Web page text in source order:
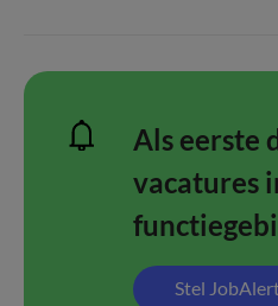
Als eerste
vacatures
Stel